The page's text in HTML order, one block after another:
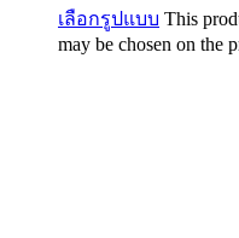
เลือกรูปแบบ This
may be chosen on the